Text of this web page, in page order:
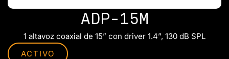
ADP-15M
1 altavoz coaxial de 15” con driver 1.4”, 130 dB SPL
ACTIVO